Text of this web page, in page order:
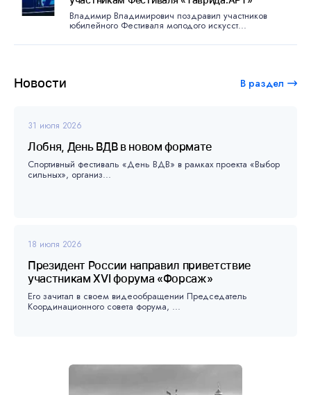
Новости В раздел
31 июля 2026
Лобня, День ВДВ в новом формате
Спортивный фестиваль «День ВДВ» в рамках проекта «Выбор
сильных», организ...
18 июля 2026
Президент России направил приветствие
участникам XVI форума «Форсаж»
Его зачитал в своем видеообращении Председатель
Координационного совета форума, ...
Владимир Владимирович поздравил участников
юбилейного Фестиваля молодого искусст...